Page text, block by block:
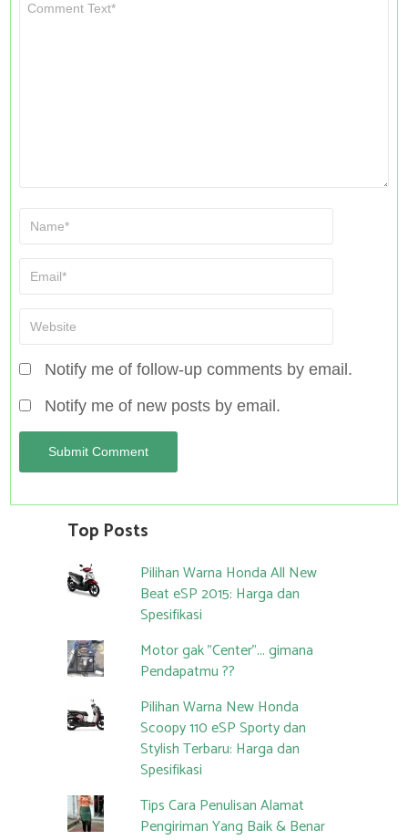
Notify me of follow-up comments by email.
Notify me of new posts by email.
Top Posts
Pilihan Warna Honda All New
Beat eSP 2015: Harga dan
Spesifikasi
Motor gak "Center"... gimana
Pendapatmu ??
Pilihan Warna New Honda
Scoopy 110 eSP Sporty dan
Stylish Terbaru: Harga dan
Spesifikasi
Tips Cara Penulisan Alamat
Pengiriman Yang Baik & Benar